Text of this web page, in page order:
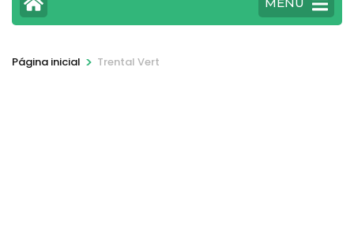
Página inicial > Trental Vert